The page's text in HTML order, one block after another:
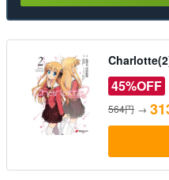
45%OFF
564円 →